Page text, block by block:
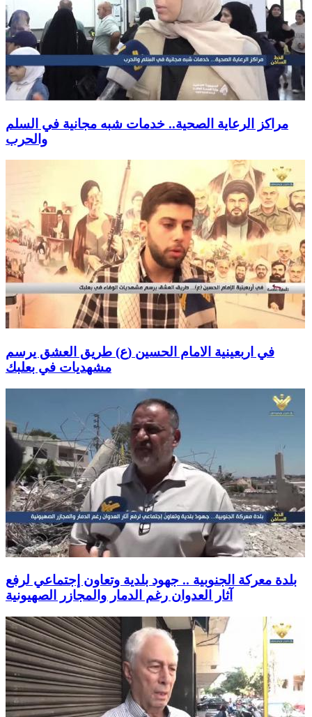
مراكز الرعاية الصحية.. خدمات شبه مجانية في السلم
والحرب
في اربعينية الامام الحسين (ع) طريق العشق يرسم
مشهديات في بعلبك
بلدة معركة الجنوبية .. جهود بلدية وتعاون إجتماعي لرفع
آثار العدوان رغم الدمار والمجازر الصهيونية